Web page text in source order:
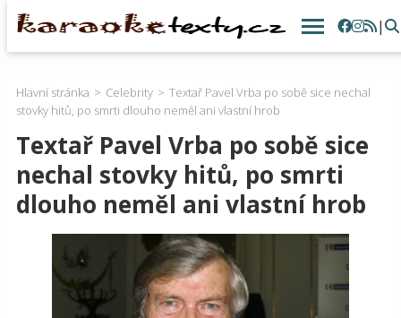
|
Hlavní stránka Celebrity
Textař Pavel Vrba po sobě sice nechal
stovky hitů, po smrti dlouho neměl ani vlastní hrob
Textař Pavel Vrba po sobě sice
nechal stovky hitů, po smrti
dlouho neměl ani vlastní hrob